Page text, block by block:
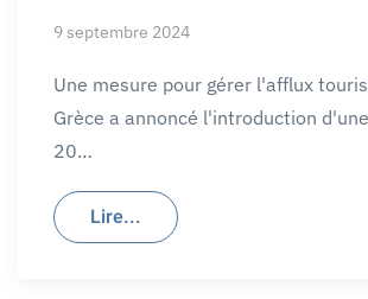
9 septembre 2024
Une mesure pour gérer l'afflux
Grèce a annoncé l'introduction
20…
Lire...